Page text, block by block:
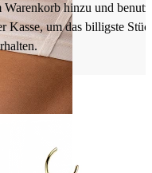
hinzu und
Kasse, um das billigste